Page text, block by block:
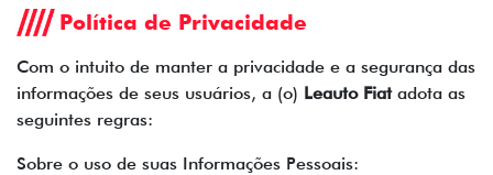
Política de Privacidade
Com o intuito de manter a privacidade e a segurança das
informações de seus usuários, a (o) Leauto Fiat adota as
seguintes regras:
Sobre o uso de suas Informações Pessoais: